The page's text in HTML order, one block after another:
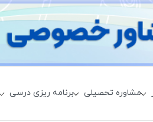
مشاوره تحصیلی برنامه ریزی درسی